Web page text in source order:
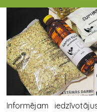
Informējam